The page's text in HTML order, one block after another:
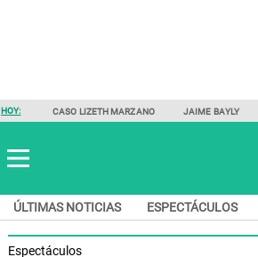
HOY: CASO LIZETH MARZANO JAIME BAYLY
ÚLTIMAS NOTICIAS ESPECTÁCULOS
Espectáculos